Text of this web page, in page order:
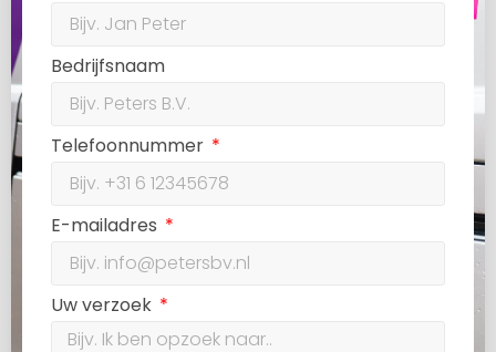
Bedrijfsnaam
Telefoonnummer
E-mailadres
Uw verzoek